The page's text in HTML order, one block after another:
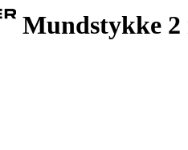
Mundstykke 2